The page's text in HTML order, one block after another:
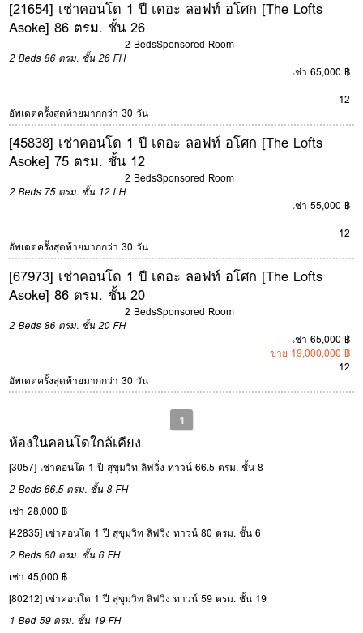
[21654] เช่าคอนโด 1 ปี เดอะ ลอฟท์ อโศก [The Lofts
Asoke] 86 ตรม. ชั้น 26
2 BedsSponsored Room
2 Beds 86 ตรม. ชั้น 26 FH
เช่า 65,000 ฿
12
อัพเดตครั้งสุดท้ายมากกว่า 30 วัน
[45838] เช่าคอนโด 1 ปี เดอะ ลอฟท์ อโศก [The Lofts
Asoke] 75 ตรม. ชั้น 12
2 BedsSponsored Room
2 Beds 75 ตรม. ชั้น 12 LH
เช่า 55,000 ฿
12
อัพเดตครั้งสุดท้ายมากกว่า 30 วัน
[67973] เช่าคอนโด 1 ปี เดอะ ลอฟท์ อโศก [The Lofts
Asoke] 86 ตรม. ชั้น 20
2 BedsSponsored Room
2 Beds 86 ตรม. ชั้น 20 FH
เช่า 65,000 ฿
ขาย 19,000,000 ฿
12
อัพเดตครั้งสุดท้ายมากกว่า 30 วัน
1
ห้องในคอนโดใกล้เคียง
[3057] เช่าคอนโด 1 ปี สุขุมวิท ลิฟวิ่ง ทาวน์ 66.5 ตรม. ชั้น 8
2 Beds 66.5 ตรม. ชั้น 8 FH
เช่า 28,000 ฿
[42835] เช่าคอนโด 1 ปี สุขุมวิท ลิฟวิ่ง ทาวน์ 80 ตรม. ชั้น 6
2 Beds 80 ตรม. ชั้น 6 FH
เช่า 45,000 ฿
[80212] เช่าคอนโด 1 ปี สุขุมวิท ลิฟวิ่ง ทาวน์ 59 ตรม. ชั้น 19
1 Bed 59 ตรม. ชั้น 19 FH